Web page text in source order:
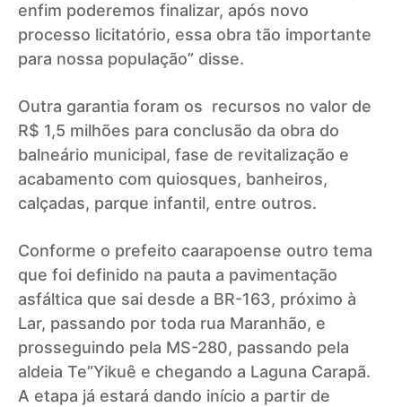
enfim poderemos finalizar, após novo
processo licitatório, essa obra tão importante
para nossa população” disse.
Outra garantia foram os recursos no valor de
R$ 1,5 milhões para conclusão da obra do
balneário municipal, fase de revitalização e
acabamento com quiosques, banheiros,
calçadas, parque infantil, entre outros.
Conforme o prefeito caarapoense outro tema
que foi definido na pauta a pavimentação
asfáltica que sai desde a BR-163, próximo à
Lar, passando por toda rua Maranhão, e
prosseguindo pela MS-280, passando pela
aldeia Te”Yikuê e chegando a Laguna Carapã.
A etapa já estará dando início a partir de